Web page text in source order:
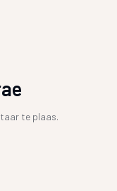
te plaas.